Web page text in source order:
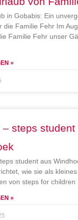
in Gobabis: Ein
die Familie Fehr Im
Familie Fehr unser
»
– steps student
student aus
wie sie als
von steps for children
»